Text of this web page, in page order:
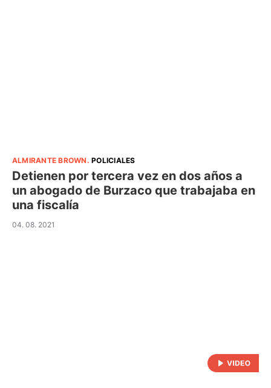
ALMIRANTE BROWN .POLICIALES
Detienen por tercera vez en dos años a
un abogado de Burzaco que trabajaba en
una fiscalía
04. 08. 2021